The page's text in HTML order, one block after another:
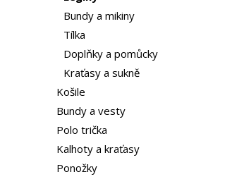
Bundy a mikiny
Tílka
Doplňky a pomůcky
Kraťasy a sukně
Košile
Bundy a vesty
Polo trička
Kalhoty a kraťasy
Ponožky